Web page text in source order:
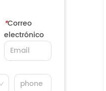
*Correo
electrónico